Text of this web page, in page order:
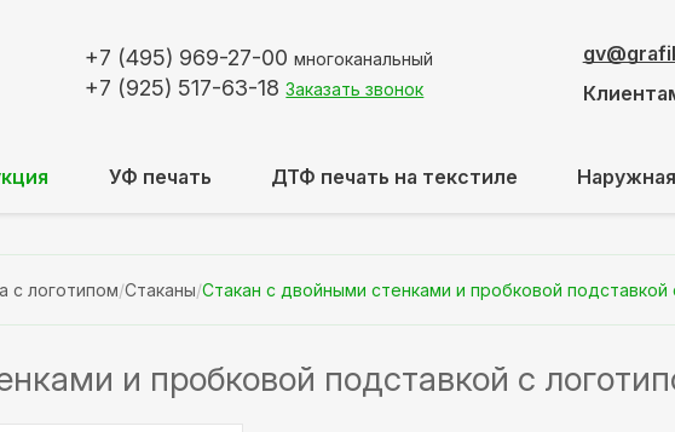
+7 (495) 969-27-00 многоканальный
+7 (925) 517-63-18 Заказать звонок
УФ печать ДТФ печать на текстиле
с логотипом/Стаканы/Стакан с двойными стенками и пробковой подставкой
и пробковой подставкой с